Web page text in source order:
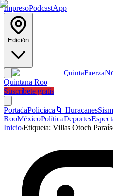
ImpresoPodcastApp
Edición
QuintaFuerza
Quintana Roo
Suscríbete gratis
PortadaPoliciaca 🌀 Huracanes
RooMéxicoPolíticaDeportes
Inicio/Etiqueta: Villas Otoch